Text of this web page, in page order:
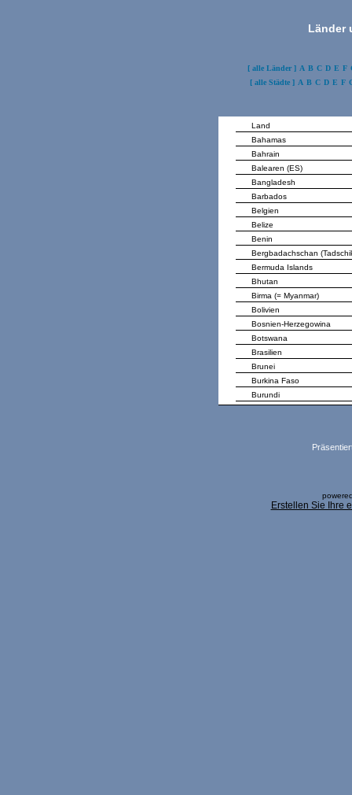
Länder
[ alle Länder ] A B C D E F
[ alle Städte ] A B C D E F
Land
Bahamas
Bahrain
Balearen (ES)
Bangladesh
Barbados
Belgien
Belize
Benin
Bergbadachschan
Bermuda Islands
Bhutan
Birma (= Myanmar)
Bolivien
Bosnien-Herzegowina
Botswana
Brasilien
Brunei
Burkina Faso
Burundi
Erstellen Sie Ihre